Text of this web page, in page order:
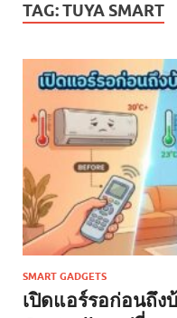
TAG:TUYA SMART
SMART GADGETS
เปิดแอร์รอก่อนถึง